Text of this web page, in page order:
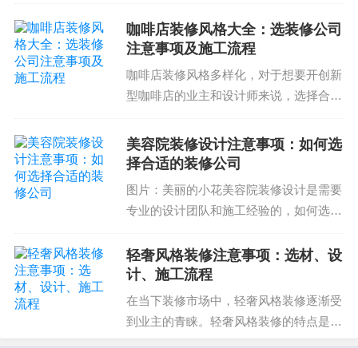
质量和效果，提升企业形象和竞争力。下
面我们将详细介绍展厅装修方案的设计和
咖啡店装修风格大全：选装修公司
注意事项及施工流程
咖啡店装修风格多样化，对于想要开创新
型咖啡店的业主和设计师来说，选择合适
咖啡店装修公司应具备专业的设计团队、
经验丰富的施工队伍以及精心的视觉表
美容院装修设计注意事项：如何选
择合适的装修公司
图片：美丽的小花美容院装修设计是需要
专业的设计团队和施工经验的，如何选择
装修设计是一项复杂的工作，需要专业的
设计团队和施工经验。如何选择合适的装
修公司就变得尤为重要...
轻奢风格装修注意事项：选材、设
计、施工流程
在当下装修市场中，轻奢风格装修逐渐受
到业主的青睐。轻奢风格装修的特点是高